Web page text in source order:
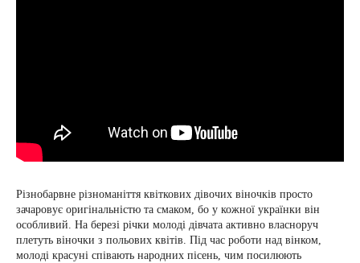
Різнобарвне різноманіття квіткових дівочих віночків просто
зачаровує оригінальністю та смаком, бо у кожної українки він
особливий. На березі річки молоді дівчата активно власноруч
плетуть віночки з польових квітів. Під час роботи над вінком,
молоді красуні співають народних пісень, чим посилюють